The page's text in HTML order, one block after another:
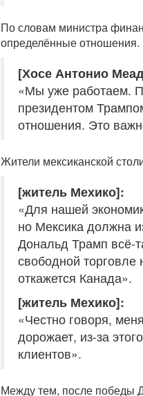
По словам министра
определённые отношения.
[Хосе Антонио
«Мы уже работаем.
президентом
отношения. Это
Жители мексиканской
[житель Мехико]:
«Для нашей
но Мексика должна
Дональд Трамп всё-
свободной торговле
откажется Канада».
[житель Мехико]:
«Честно говоря,
дорожает, из-за
клиентов».
Между тем, после победы